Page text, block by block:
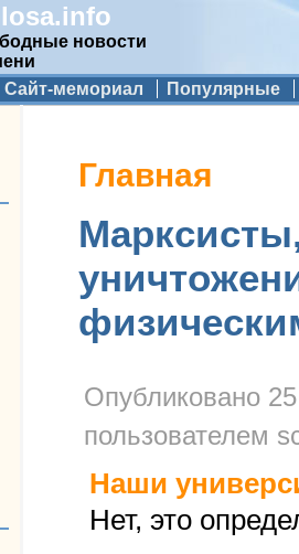
новости
меню
Сайт-мемориал Популярные
Вы здесь
Главная
Опубликовано
пользователем
Наши
Нет, это